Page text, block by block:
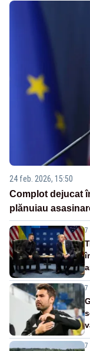
24 feb. 2026, 15:50
Complot dejucat
plănuiau
7
7
7